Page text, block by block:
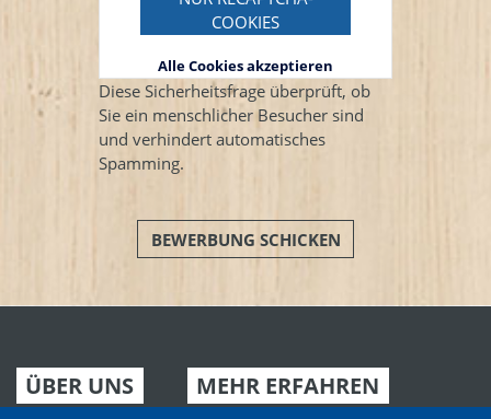
COOKIES
Alle Cookies akzeptieren
Diese Sicherheitsfrage überprüft, ob
Sie ein menschlicher Besucher sind
und verhindert automatisches
Spamming.
BEWERBUNG SCHICKEN
ÜBER UNS MEHR ERFAHREN